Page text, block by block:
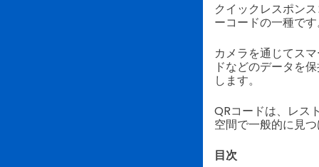
クイックレスポン
ーコードの一種で
カメラを通じてス
ドなどのデータを
します。
QRコードは、レス
空間で一般的に見
目次